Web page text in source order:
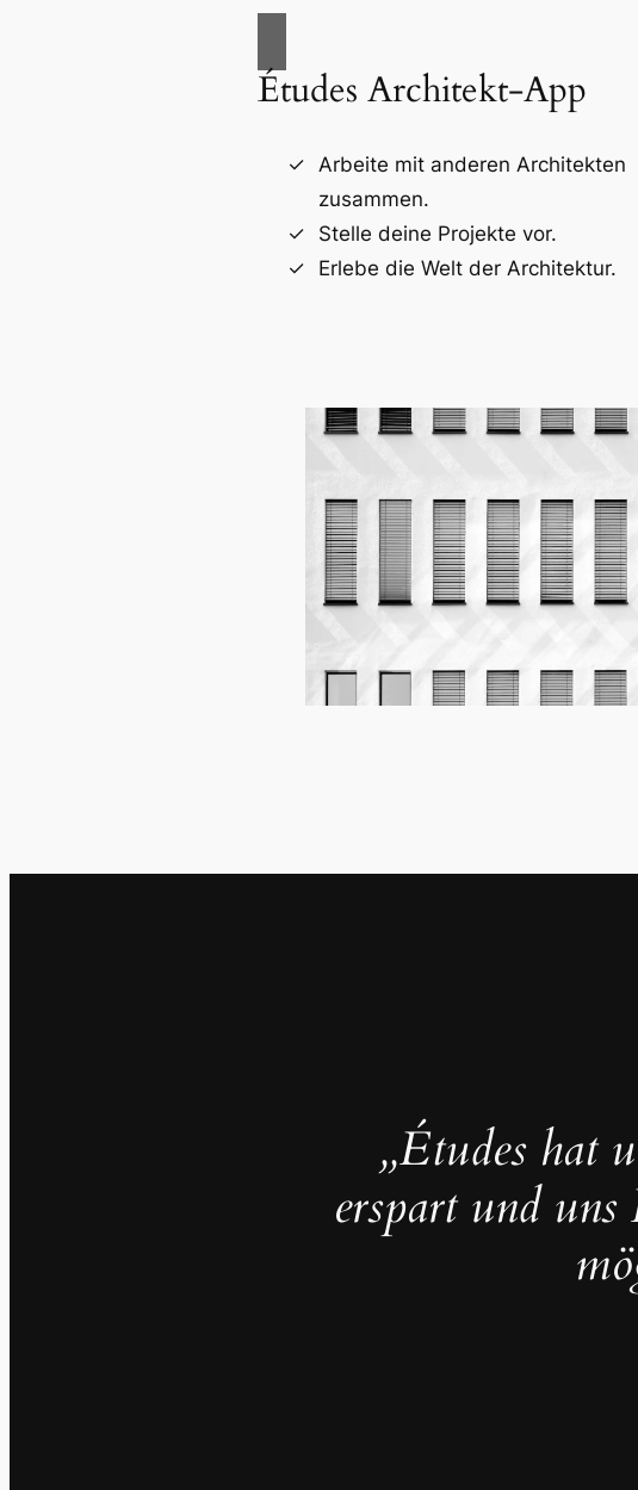
Études Architekt-App
Arbeite mit anderen Architekten
zusammen.
Stelle deine Projekte vor.
Erlebe die Welt der Architektur.
„Études hat
erspart und